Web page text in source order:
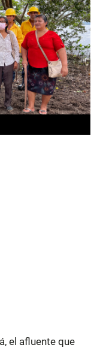
el afluente que